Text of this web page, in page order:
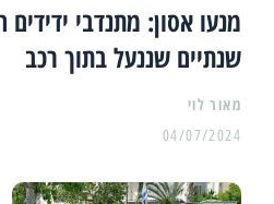
מנעו אסון: מתנדבי ידידים
שנתיים שננעל בתוך רכב
מאור לוי
04/07/2024